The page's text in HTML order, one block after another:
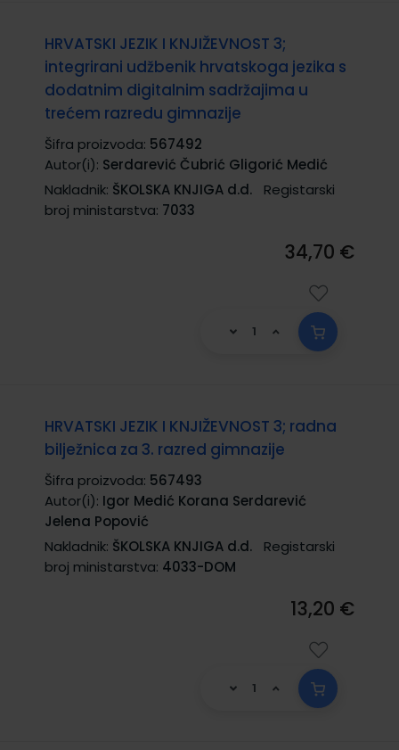
HRVATSKI JEZIK I KNJIŽEVNOST 3;
integrirani udžbenik hrvatskoga jezika s
dodatnim digitalnim sadržajima u
trećem razredu gimnazije
Šifra proizvoda: 567492
Autor(i): Serdarević Čubrić Gligorić Medić
Nakladnik: ŠKOLSKA KNJIGA d.d.
Registarski
broj ministarstva: 7033
34,70 €
HRVATSKI JEZIK I KNJIŽEVNOST 3; radna
bilježnica za 3. razred gimnazije
Šifra proizvoda: 567493
Autor(i): Igor Medić Korana Serdarević
Jelena Popović
Nakladnik: ŠKOLSKA KNJIGA d.d.
Registarski
broj ministarstva: 4033-DOM
13,20 €